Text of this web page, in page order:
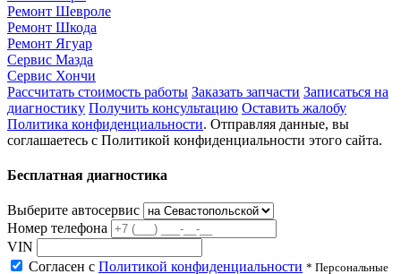
Ремонт Шевроле
Ремонт Шкода
Ремонт Ягуар
Сервис Мазда
Сервис Хончи
Рассчитать стоимость работы Заказать запчасти Записаться на
диагностику Получить консультацию Оставить жалобу
Политика конфиденциальности. Отправляя данные, вы
соглашаетесь с Политикой конфиденциальности этого сайта.
Бесплатная диагностика
Выберите автосервис
Номер телефона
VIN
Согласен с Политикой конфиденциальности * Персональные